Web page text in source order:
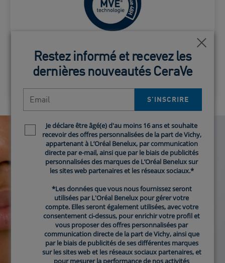
Technologie MVE
Pour une hydratation continue et
contrôlée
Restez informé et recevez les
dernières nouveautés CeraVe
S’INSCRIRE​
Newsletter policy
Je déclare être âgé(e) d'au moins 16 ans et souhaite
recevoir des offres personnalisées de la part de Vichy,
appartenant à L’Oréal Benelux, par communication
directe par e-mail, ainsi que par le biais de publicités
personnalisées des marques de L’Oréal Benelux sur
les sites web partenaires et les réseaux sociaux.*
*Les données que vous nous fournissez seront
utilisées par L'Oréal Benelux pour gérer votre
compte. Elles seront également utilisées, avec votre
consentement ci-dessus, pour enrichir votre profil et
vous proposer des offres personnalisées par
communication directe de la part de Vichy, ainsi que
par le biais de publicités de ses différentes marques
sur les sites web et les réseaux sociaux partenaires, et
pour mesurer la performance de nos activités
Restez informé et recevez les
dernières nouveautés CeraVe
S’INSCRIRE​
Newsletter policy
Je déclare être âgé(e) d'au moins 16 ans et souhaite
recevoir des offres personnalisées de la part de Vichy,
appartenant à L’Oréal Benelux, par communication
directe par e-mail, ainsi que par le biais de publicités
personnalisées des marques de L’Oréal Benelux sur
les sites web partenaires et les réseaux sociaux.*
*Les données que vous nous fournissez seront
utilisées par L'Oréal Benelux pour gérer votre
compte. Elles seront également utilisées, avec votre
consentement ci-dessus, pour enrichir votre profil et
vous proposer des offres personnalisées par
communication directe de la part de Vichy, ainsi que
par le biais de publicités de ses différentes marques
sur les sites web et les réseaux sociaux partenaires, et
pour mesurer la performance de nos activités